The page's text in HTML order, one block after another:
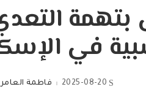
في
2025-08-20
Posted
فاطمة